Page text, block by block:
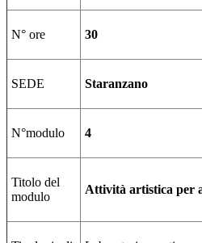
N° ore 30
SEDE Staranzano
N°modulo 4
Titolo del
modulo
Attività artistica per